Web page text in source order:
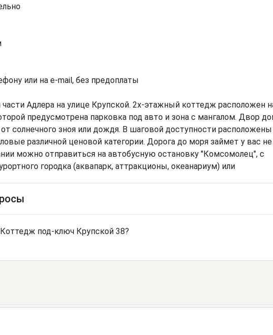
или на e-mail, без предоплаты
Адлера на улице Крупской. 2х-этажный коттедж расположен
предусмотрена парковка под авто и зона с мангалом. Двор
солнечного зноя или дождя. В шаговой доступности расположены
различной ценовой категории. Дорога до моря займет у вас не
можно отправиться на автобусную остановку "Комсомолец", с
городка (аквапарк, аттракционы, океанариум) или
под-ключ Крупской 38?